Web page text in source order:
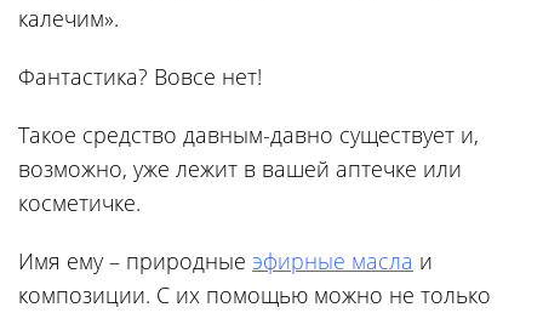
калечим».
Фантастика? Вовсе нет!
Такое средство давным-давно существует и,
возможно, уже лежит в вашей аптечке или
косметичке.
Имя ему – природные эфирные масла и
композиции. С их помощью можно не только